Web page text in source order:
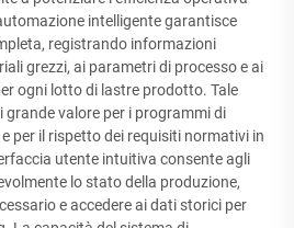
intelligente garantisce
registrando informazioni
grezzi, ai parametri di processo e ai
ogni lotto di lastre prodotto. Tale
valore per i programmi di
per il rispetto dei requisiti normativi in
utente intuitiva consente agli
lo stato della produzione,
e accedere ai dati storici per